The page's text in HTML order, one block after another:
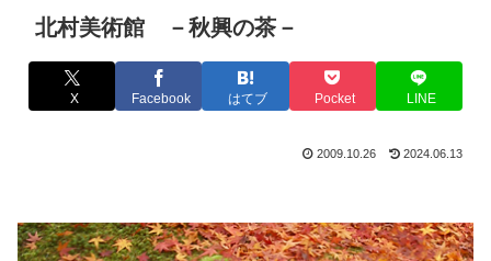
北村美術館 －秋興の茶－
X Facebook はてブ Pocket LINE
2009.10.26 2024.06.13